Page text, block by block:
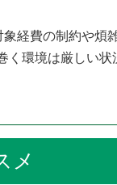
経費の制約や煩
く環境は厳しい
スメ